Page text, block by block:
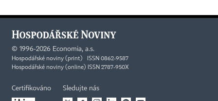
© 1996-2026 Economia, a.s.
Hospodářské noviny (print) ISSN 0862-9587
Hospodářské noviny (online) ISSN 2787-950X
Certifikováno Sledujte nás